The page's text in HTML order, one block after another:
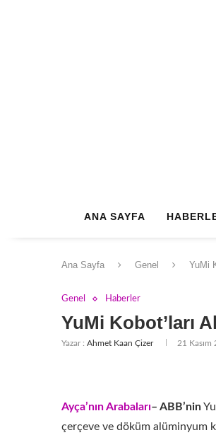
ANA SAYFA
Ana Sayfa Genel YuMi
Genel Haberler
YuMi Kobot’ları
Yazar : Ahmet Kaan Çizer 21 Kasım
Ayça’nın Arabaları– ABB’nin
çerçeve ve döküm alüminyum